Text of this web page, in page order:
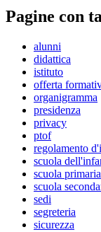
Pagine con
alunni
didattica
istituto
offerta
organigramma
presidenza
privacy
ptof
regolamento
scuola
scuola primaria
scuola
sedi
segreteria
sicurezza